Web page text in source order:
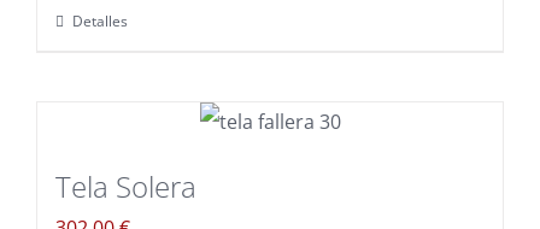
Detalles
Tela Solera